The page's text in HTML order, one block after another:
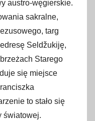
austro-węgierskie.
sakralne,
targ
Seldžukiję,
Starego
się miejsce
to stało się
światowej.